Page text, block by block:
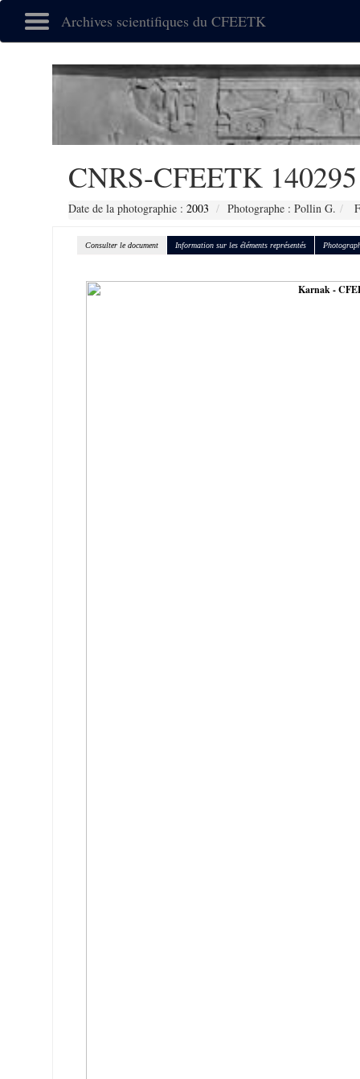
Archives scientifiques du CFEETK
CNRS-CFEETK 140295
Date de la photographie : 2003 Photographe : Pollin G.
Consulter le document Information sur les éléments représentés